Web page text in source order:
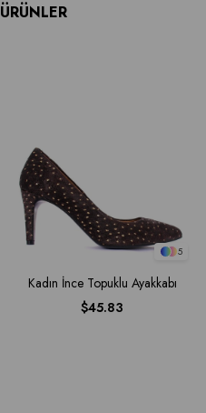
5
Kadın İnce Topuklu Ayakkabı
$45.83